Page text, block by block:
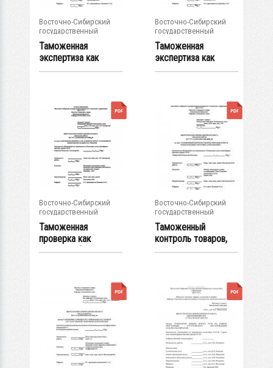
Восточно-Сибирский
государственный
университет...
Таможенная
экспертиза как
инструмент
Восточно-Сибирский
государственный
университет...
Таможенная
экспертиза как
инструмент
Восточно-Сибирский
государственный
университет...
Таможенная
проверка как
основная форма...
Восточно-Сибирский
государственный
университет...
Таможенный
контроль товаров,
перемещаемых в...